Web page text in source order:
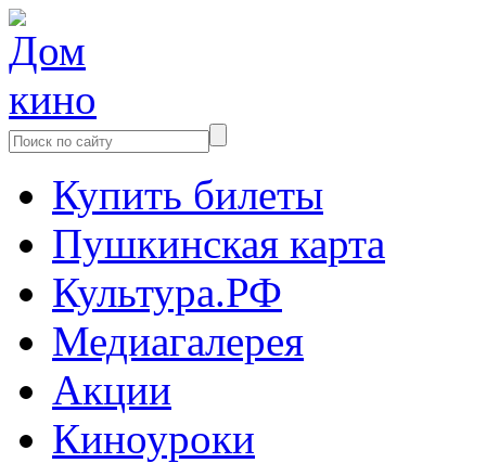
Купить билеты
Пушкинская карта
Культура.РФ
Медиагалерея
Акции
Киноуроки